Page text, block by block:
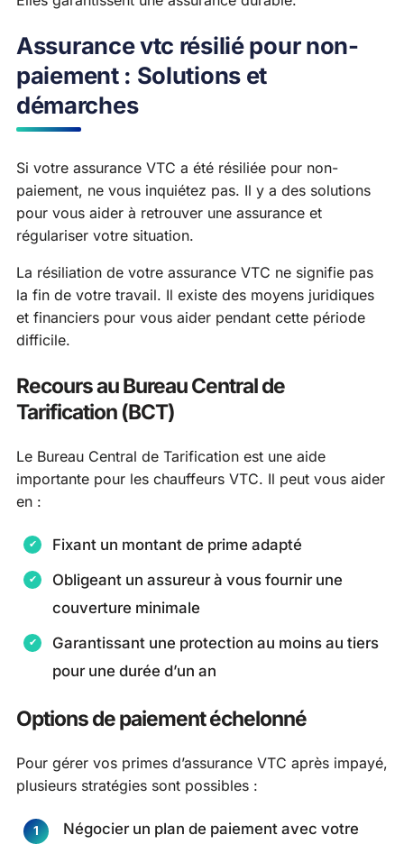
Assurance vtc résilié pour non-
paiement : Solutions et
démarches
Si votre assurance VTC a été résiliée pour non-
paiement, ne vous inquiétez pas. Il y a des solutions
pour vous aider à retrouver une assurance et
régulariser votre situation.
La résiliation de votre assurance VTC ne signifie pas
la fin de votre travail. Il existe des moyens juridiques
et financiers pour vous aider pendant cette période
difficile.
Recours au Bureau Central de
Tarification (BCT)
Le Bureau Central de Tarification est une aide
importante pour les chauffeurs VTC. Il peut vous aider
en :
Fixant un montant de prime adapté
Obligeant un assureur à vous fournir une
couverture minimale
Garantissant une protection au moins au tiers
pour une durée d’un an
Options de paiement échelonné
Pour gérer vos primes d’assurance VTC après impayé,
plusieurs stratégies sont possibles :
Négocier un plan de paiement avec votre